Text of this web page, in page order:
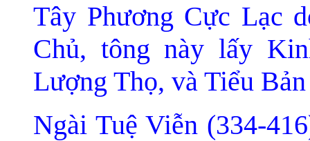
Tây Phương Cực Lạc
Chủ, tông này lấy
Lượng Thọ, và Tiểu
Ngài Tuệ Viễn (334-